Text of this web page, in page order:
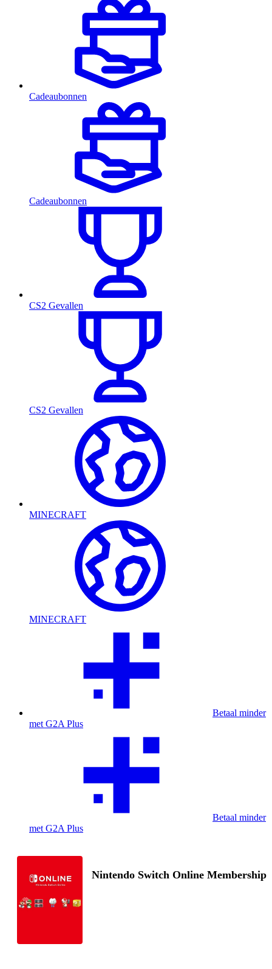
Cadeaubonnen
Cadeaubonnen
CS2 Gevallen
CS2 Gevallen
MINECRAFT
MINECRAFT
Betaal minder
met G2A Plus
Betaal minder
met G2A Plus
Nintendo Switch Online Membership